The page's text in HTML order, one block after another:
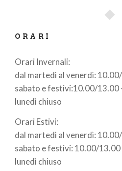
ORARI
Orari Invernali:
dal martedì al venerdì:
sabato e festivi:10.00/13.00
lunedì chiuso
Orari Estivi:
dal martedì al venerdì:
sabato e festivi: 10.00/
lunedì chiuso